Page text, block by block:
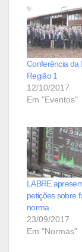
Conferência da
Região 1
12/10/2017
Em "Eventos"
LABRE
petições sobre
norma
23/09/2017
Em "Normas"